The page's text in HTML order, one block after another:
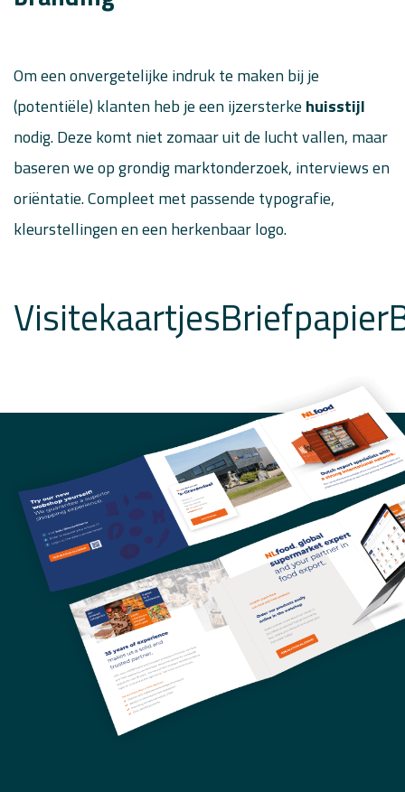
Om een onvergetelijke indruk te maken bij je
(potentiële) klanten heb je een ijzersterke huisstijl
nodig. Deze komt niet zomaar uit de lucht vallen, maar
baseren we op grondig marktonderzoek, interviews en
oriëntatie. Compleet met passende typografie,
kleurstellingen en een herkenbaar logo.
VisitekaartjesBriefpapier